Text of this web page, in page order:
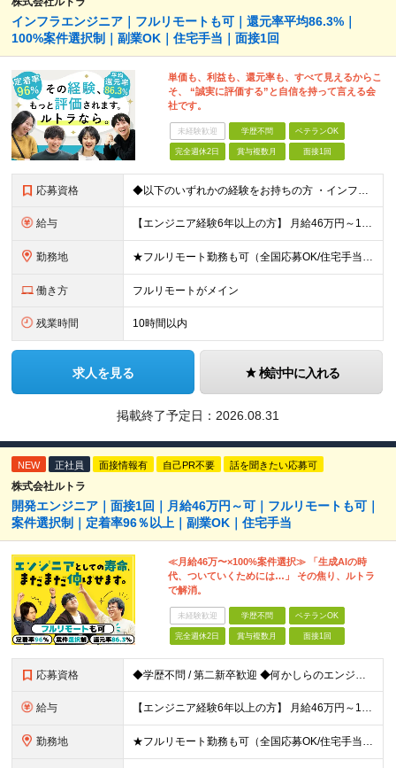
インフラエンジニア｜フルリモートも可｜還元率平均86.3%｜
100%案件選択制｜副業OK｜住宅手当｜面接1回
単価も、利益も、還元率も、すべて見えるからこ
そ、 “誠実に評価する”と自信を持って言える会
社です。
未経験歓迎 学歴不問 ベテランOK
完全週休2日 賞与複数月 面接1回
応募資格 ◆以下のいずれかの経験をお持ちの方 ・インフラ設計・構築の実務経験（オンプレ/クラウドどちらもOK） ・クラウド環境下での運用保守に関する実務経験 ◆学歴不問 ＜こんな方は特に歓迎します＞ ◎これま
給与 【エンジニア経験6年以上の方】 月給46万円～100万円（固定残業代含む） ※上記月給には月30時間分の固定残業代（月8万7,400円～月19万円）を含む。超過分は全額支給。 【エンジニア経験4年以
勤務地 ★フルリモート勤務も可（全国応募OK/住宅手当を支給します） ※案件によって常駐が必要になる場合があります。 ※希望がない限り、転勤はありません ※U・Iターン歓迎 ★ルトラの社員は全国各地で活躍中
働き方 フルリモートがメイン
残業時間 10時間以内
求人を見る 検討中に入れる
掲載終了予定日： 2026.08.31
NEW 正社員 面接情報有 自己PR不要 話を聞きたい応募可
株式会社ルトラ
開発エンジニア｜面接1回｜月給46万円～可｜フルリモートも可｜
案件選択制｜定着率96％以上｜副業OK｜住宅手当
≪月給46万〜×100%案件選択≫ 「生成AIの時
代、ついていくためには…」 その焦り、ルトラ
で解消。
未経験歓迎 学歴不問 ベテランOK
完全週休2日 賞与複数月 面接1回
応募資格 ◆学歴不問 / 第二新卒歓迎 ◆何かしらのエンジニア経験をお持ちの方 （言語・期間・フェーズ不問） 経験浅めの方も遠慮なくご応募ください！ ■入社前Q＆A ────── ◎実力に見合った報酬が手に
給与 【エンジニア経験6年以上の方】 月給46万円～100万円（固定残業代含む） ※上記月給には月30時間分の固定残業代（月8万7,400円～月19万円）を含む。超過分は全額支給。 【エンジニア経験4年以
勤務地 ★フルリモート勤務も可（全国応募OK/住宅手当を支給します） ※案件によって常駐が必要になる場合があります。 ※希望がない限り、転勤はありません ※U・Iターン歓迎 ★ルトラの社員は全国各地で活躍中